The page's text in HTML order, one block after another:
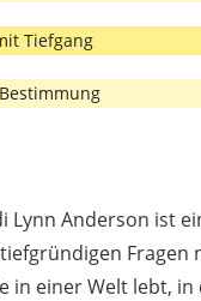
Tiefgang
Lynn Anderson ist
in einer Welt lebt,